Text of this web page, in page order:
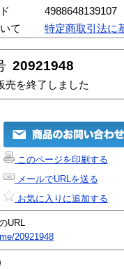
4988648139107
て
特定商取引法に
20921948
売を終了しました
このページを印刷する
メールでURLを送る
お気に入りに追加する
URL
20921948